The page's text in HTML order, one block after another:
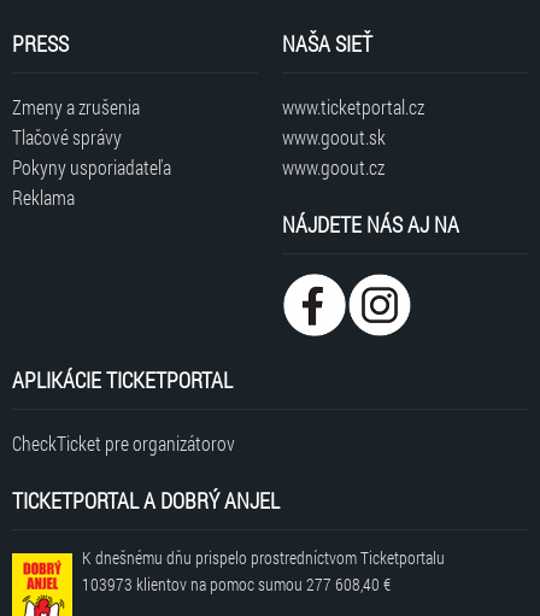
PRESS
Zmeny a zrušenia
Tlačové správy
Pokyny usporiadateľa
Reklama
NAŠA SIEŤ
www.ticketportal.cz
www.goout.sk
www.goout.cz
NÁJDETE NÁS AJ NA
APLIKÁCIE TICKETPORTAL
CheckTicket pre organizátorov
TICKETPORTAL A DOBRÝ ANJEL
K dnešnému dňu prispelo prostredníctvom Ticketportalu
103973 klientov na pomoc sumou 277 608,40 €